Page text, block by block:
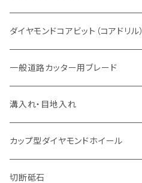
塩ビ管・キッチンパネル切断用
大理石
ヒューム管・U字溝切断用
鋳鉄管切断用
ヒューム管・U字溝切断用
一般道路カッター用
ヒューム管・U字溝切断用
アスファルト切断用
一般道路カッター用
セグメント
セグメント（特殊凸凹加工チップ
ブロック切断用
セグメント
セグメント（特殊凸凹加工チップ
レンガ切断用
セグメント
セグメント（特殊凸凹加工チップ
インターロッキング切断用
セグメントタイプ
一般道路カッター用
鋳鉄管切断用
セグメントタイプ
ヒューム管・U字溝切断用
セグメント（特殊凸凹加工チップ
セグメントタイプ
コンクリート切断用
セグメント
セグメント（特殊凸凹加工チップ
ブロック切断用
セグメント
セグメント（特殊凸凹加工チップ
レンガ切断用
セグメント
セグメント（特殊凸凹加工チップ
インターロッキング切断用
セグメントタイプ
鋳鉄管切断用
セグメントタイプ
コンクリート切断用
セグメントタイプ
一般道路カッター用
鉄筋コンクリート切断用
セグメントタイプ
インターロッキング切断用
セグメントタイプ
一般道路カッター用
鋳鉄管切断用
セグメントタイプ
ヒューム管・U字溝切断用
道路コンクリート切断用
道路アスファルト切断用
ダイヤモンドコアビット（コアドリル）
Aロット
有効長 250mm
有効長 370mm
Ｃロット
有効長 250mm
M27
有効長 250mm
一般道路カッター用ブレード
道路（アスファルト用）
255mm（10インチ）
305mm（12インチ）
道路（コンクリート舗装面）
255mm（10インチ）
道路（アス・コン兼用）
溝入れ・目地入れ
V型チップ
ストレート型チップ
カップ型ダイヤモンドホイール
100mm（4インチ）
切断砥石